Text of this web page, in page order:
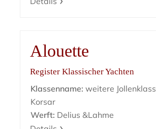
Alouette
Register Klassischer Yachten
Klassenname: weitere
Korsar
Werft: Delius &Lahme